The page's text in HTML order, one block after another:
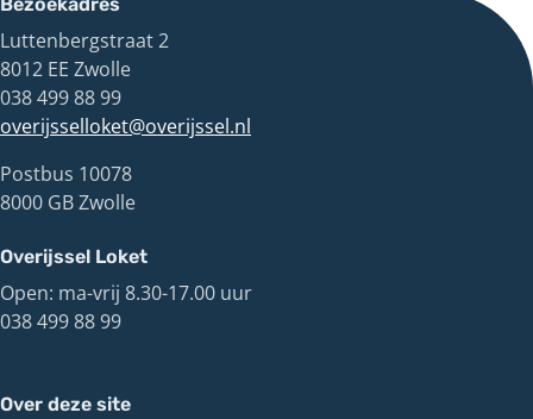
Luttenbergstraat 2
8012 EE Zwolle
038 499 88 99
overijsselloket@overijssel.nl
Postbus 10078
8000 GB Zwolle
Overijssel Loket
Open: ma-vrij 8.30-17.00 uur
038 499 88 99
Over deze site